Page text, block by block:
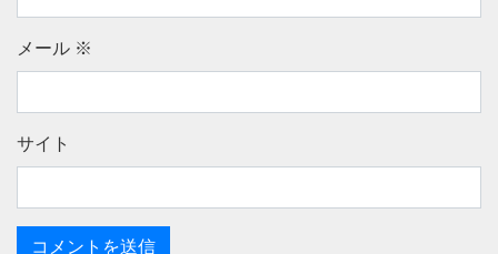
メール ※
サイト